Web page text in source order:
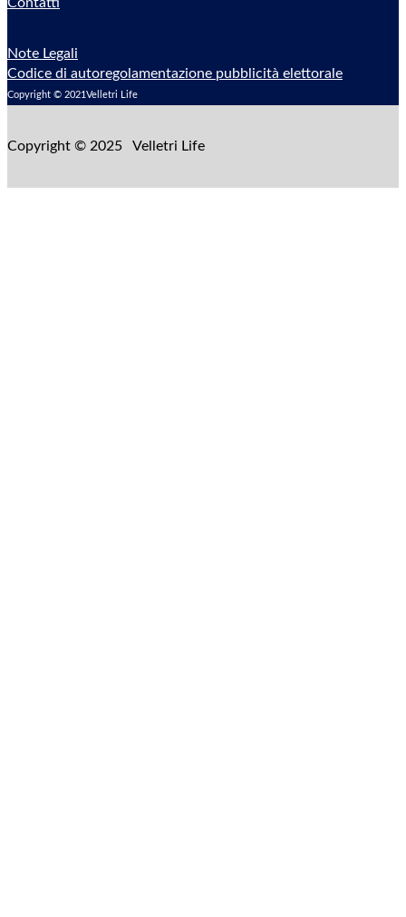
Contatti
Note Legali
Codice di autoregolamentazione pubblicità elettorale
Copyright © 2021Velletri Life
Copyright © 2025 Velletri Life